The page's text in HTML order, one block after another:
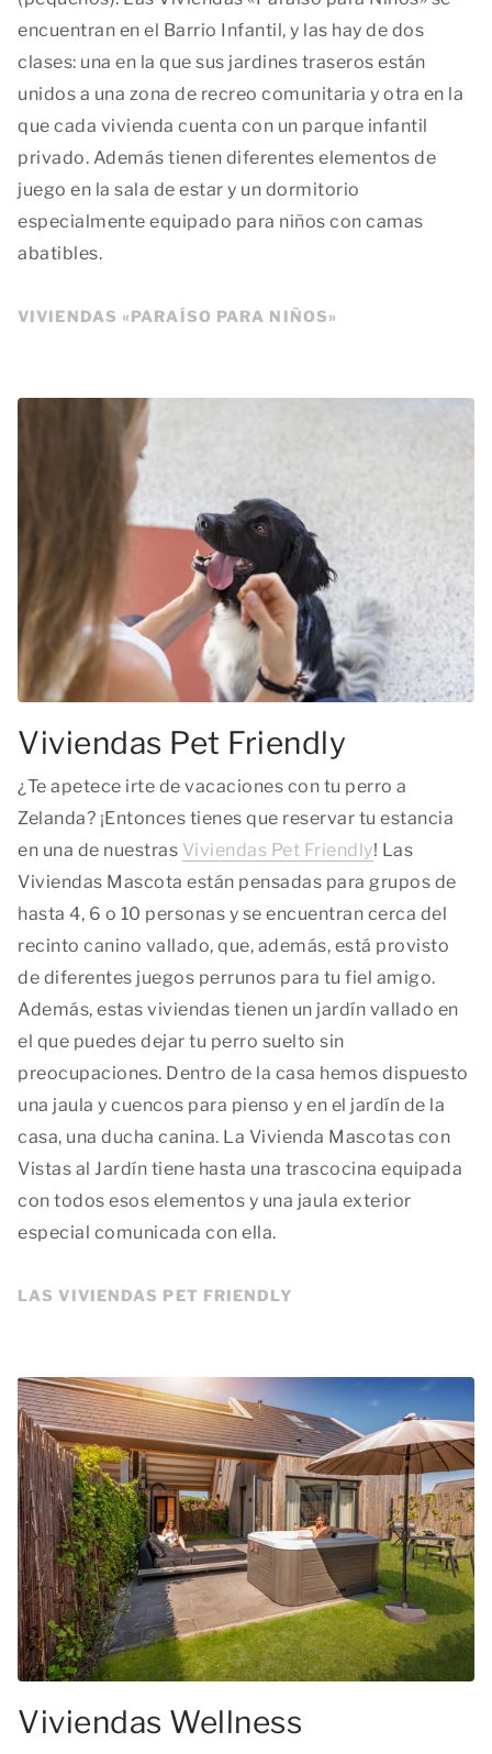
encuentran en el Barrio Infantil, y las hay de dos
clases: una en la que sus jardines traseros están
unidos a una zona de recreo comunitaria y otra en la
que cada vivienda cuenta con un parque infantil
privado. Además tienen diferentes elementos de
juego en la sala de estar y un dormitorio
especialmente equipado para niños con camas
abatibles.
VIVIENDAS «PARAÍSO PARA NIÑOS»
Viviendas Pet Friendly
¿Te apetece irte de vacaciones con tu perro a
Zelanda? ¡Entonces tienes que reservar tu estancia
en una de nuestras Viviendas Pet Friendly! Las
Viviendas Mascota están pensadas para grupos de
hasta 4, 6 o 10 personas y se encuentran cerca del
recinto canino vallado, que, además, está provisto
de diferentes juegos perrunos para tu fiel amigo.
Además, estas viviendas tienen un jardín vallado en
el que puedes dejar tu perro suelto sin
preocupaciones. Dentro de la casa hemos dispuesto
una jaula y cuencos para pienso y en el jardín de la
casa, una ducha canina. La Vivienda Mascotas con
Vistas al Jardín tiene hasta una trascocina equipada
con todos esos elementos y una jaula exterior
especial comunicada con ella.
LAS VIVIENDAS PET FRIENDLY
Viviendas Wellness